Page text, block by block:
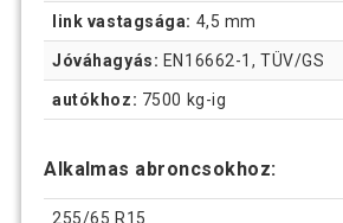
link vastagsága: 4,5 mm
Jóváhagyás: EN16662-1, TÜV/GS
autókhoz: 7500 kg-ig
Alkalmas abroncsokhoz:
255/65 R15